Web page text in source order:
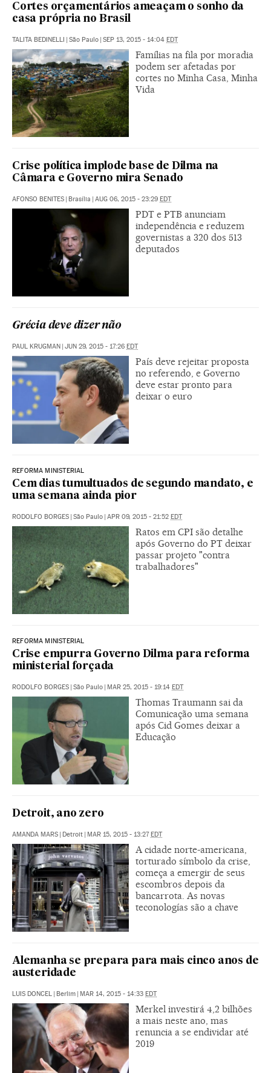
Cortes orçamentários ameaçam o sonho da
casa própria no Brasil
TALITA BEDINELLI | São Paulo | SEP 13, 2015 - 14:04 EDT
Famílias na fila por moradia
podem ser afetadas por
cortes no Minha Casa, Minha
Vida
Crise política implode base de Dilma na
Câmara e Governo mira Senado
AFONSO BENITES | Brasília | AUG 06, 2015 - 23:29 EDT
PDT e PTB anunciam
independência e reduzem
governistas a 320 dos 513
deputados
Grécia deve dizer não
PAUL KRUGMAN | JUN 29, 2015 - 17:26 EDT
País deve rejeitar proposta
no referendo, e Governo
deve estar pronto para
deixar o euro
REFORMA MINISTERIAL
Cem dias tumultuados de segundo mandato, e
uma semana ainda pior
RODOLFO BORGES | São Paulo | APR 09, 2015 - 21:52 EDT
Ratos em CPI são detalhe
após Governo do PT deixar
passar projeto "contra
trabalhadores"
REFORMA MINISTERIAL
Crise empurra Governo Dilma para reforma
ministerial forçada
RODOLFO BORGES | São Paulo | MAR 25, 2015 - 19:14 EDT
Thomas Traumann sai da
Comunicação uma semana
após Cid Gomes deixar a
Educação
Detroit, ano zero
AMANDA MARS | Detroit | MAR 15, 2015 - 13:27EDT
A cidade norte-americana,
torturado símbolo da crise,
começa a emergir de seus
escombros depois da
bancarrota. As novas
teconologías são a chave
Alemanha se prepara para mais cinco anos de
austeridade
LUIS DONCEL | Berlim | MAR 14, 2015 - 14:33 EDT
Merkel investirá 4,2 bilhões
a mais neste ano, mas
renuncia a se endividar até
2019